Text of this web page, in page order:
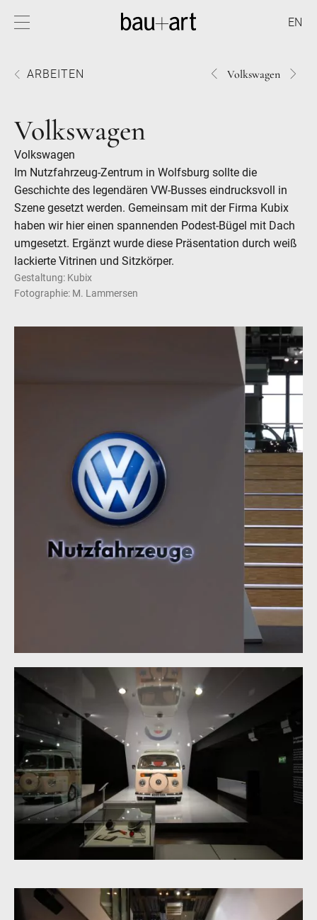
EN
ARBEITEN 1498VOLKSWAGEN
Volkswagen
Volkswagen
Volkswagen
Im Nutzfahrzeug-Zentrum in Wolfsburg sollte die
Geschichte des legendären VW-Busses eindrucksvoll in
Szene gesetzt werden. Gemeinsam mit der Firma Kubix
haben wir hier einen spannenden Podest-Bügel mit Dach
umgesetzt. Ergänzt wurde diese Präsentation durch weiß
lackierte Vitrinen und Sitzkörper.
Gestaltung: Kubix
Fotographie: M. Lammersen